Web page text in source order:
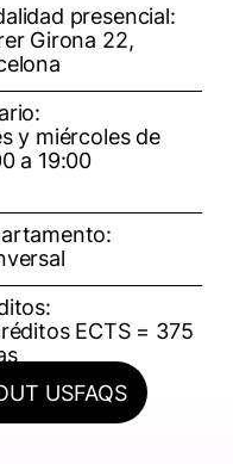
USFAQS
presencial:
Girona 22,
y miércoles de
a 19:00
ECTS = 375